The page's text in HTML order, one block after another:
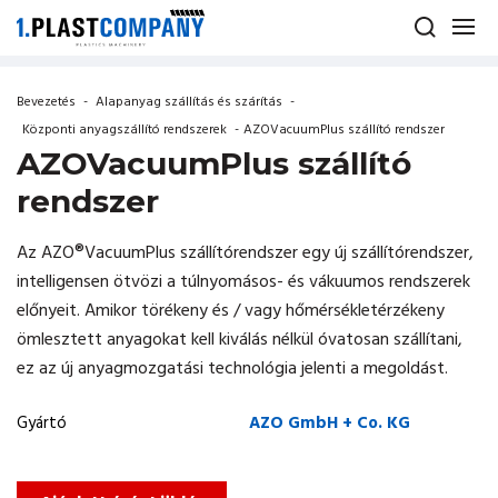
Bevezetés - Alapanyag szállítás és szárítás -
Központi anyagszállító rendszerek - AZOVacuumPlus szállító rendszer
AZOVacuumPlus szállító
rendszer
Az AZO®VacuumPlus szállítórendszer egy új szállítórendszer,
intelligensen ötvözi a túlnyomásos- és vákuumos rendszerek
előnyeit. Amikor törékeny és / vagy hőmérsékletérzékeny
ömlesztett anyagokat kell kiválás nélkül óvatosan szállítani,
ez az új anyagmozgatási technológia jelenti a megoldást.
Gyártó AZO GmbH + Co. KG